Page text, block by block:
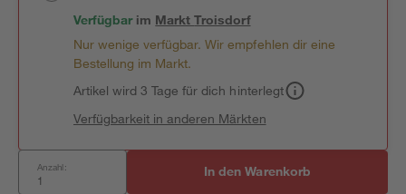
Verfügbar im MarktTroisdorf
Nur wenige verfügbar. Wir empfehlen dir eine
Bestellung im Markt.
Artikel wird 3 Tage für dich hinterlegt
Verfügbarkeit in anderen Märkten
Anzahl: In den Warenkorb